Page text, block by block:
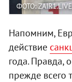
ФОТО:
Напомним,
действие
года. Правда,
прежде всего